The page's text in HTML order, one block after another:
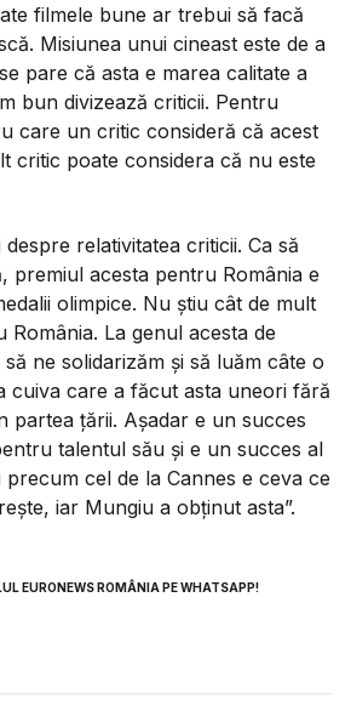
filmele bune ar trebui să facă
Misiunea unui cineast este de a
pare că asta e marea calitate a
bun divizează criticii. Pentru
care un critic consideră că acest
critic poate considera că nu este
relativitatea criticii. Ca să
premiul acesta pentru România e
olimpice. Nu știu cât de mult
La genul acesta de
ne solidarizăm și să luăm câte o
cuiva care a făcut asta uneori fără
partea țării. Așadar e un succes
talentul său și e un succes al
cel de la Cannes e ceva ce
iar Mungiu a obținut asta”.
EURONEWS ROMÂNIA PE WHATSAPP!